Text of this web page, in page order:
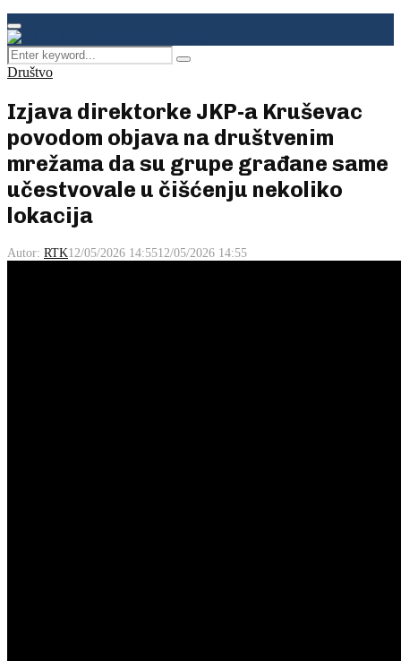
Facebook
Instagram
Youtube
Primary
Menu
Search
for:
Pretraga
Društvo
Izjava direktorke JKP-a Kruševac
povodom objava na društvenim
mrežama da su grupe građane same
učestvovale u čišćenju nekoliko
lokacija
Autor: RTK12/05/2026 14:5512/05/2026 14:55